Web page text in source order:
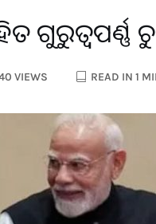
ଗୁରୁତ୍ୱପୂର୍ଣ୍ଣ
VIEWS READ IN 1